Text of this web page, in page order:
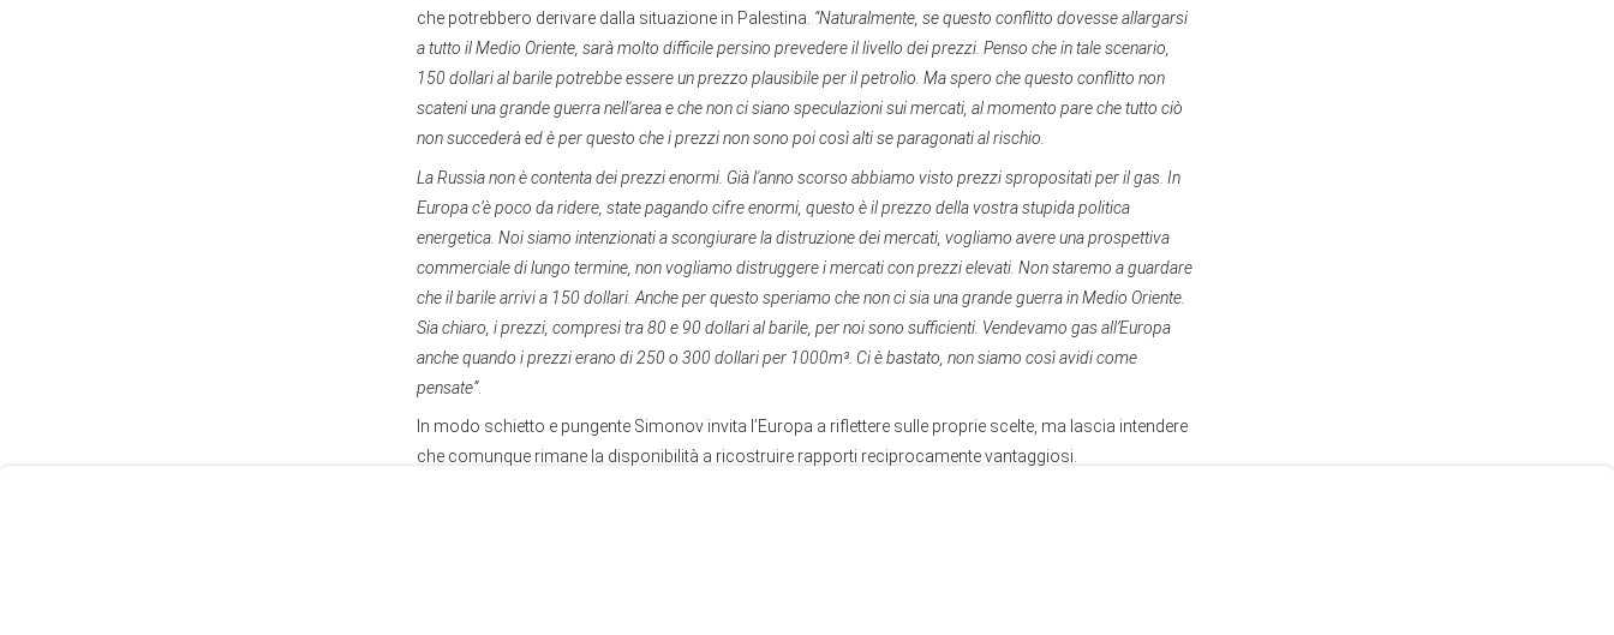
che potrebbero derivare dalla situazione in Palestina. “Naturalmente, se questo conflitto dovesse allargarsi
a tutto il Medio Oriente, sarà molto difficile persino prevedere il livello dei prezzi. Penso che in tale scenario,
150 dollari al barile potrebbe essere un prezzo plausibile per il petrolio. Ma spero che questo conflitto non
scateni una grande guerra nell'area e che non ci siano speculazioni sui mercati, al momento pare che tutto ciò
non succederà ed è per questo che i prezzi non sono poi così alti se paragonati al rischio.
La Russia non è contenta dei prezzi enormi. Già l'anno scorso abbiamo visto prezzi spropositati per il gas. In
Europa c’è poco da ridere, state pagando cifre enormi, questo è il prezzo della vostra stupida politica
energetica. Noi siamo intenzionati a scongiurare la distruzione dei mercati, vogliamo avere una prospettiva
commerciale di lungo termine, non vogliamo distruggere i mercati con prezzi elevati. Non staremo a guardare
che il barile arrivi a 150 dollari. Anche per questo speriamo che non ci sia una grande guerra in Medio Oriente.
Sia chiaro, i prezzi, compresi tra 80 e 90 dollari al barile, per noi sono sufficienti. Vendevamo gas all’Europa
anche quando i prezzi erano di 250 o 300 dollari per 1000m³. Ci è bastato, non siamo così avidi come
pensate”.
In modo schietto e pungente Simonov invita l’Europa a riflettere sulle proprie scelte, ma lascia intendere
che comunque rimane la disponibilità a ricostruire rapporti reciprocamente vantaggiosi.